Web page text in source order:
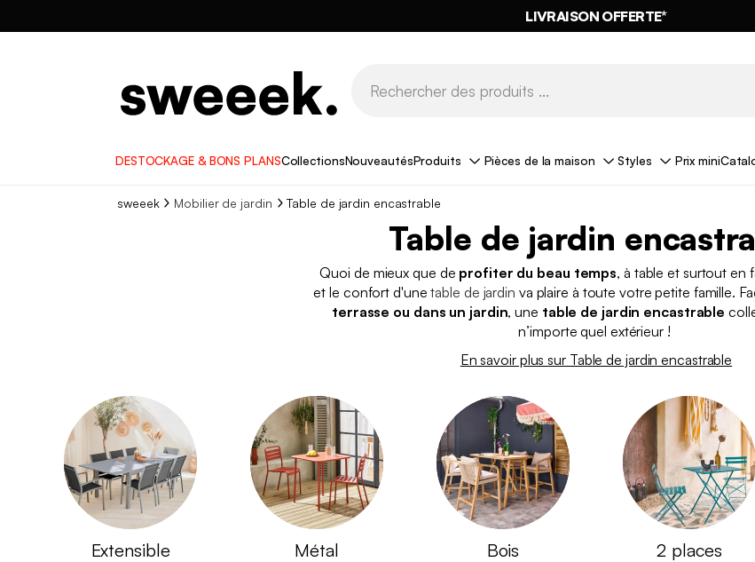
LIVRAISON OFFERTE*
DESTOCKAGE & BONS PLANSCollectionsNouveautésProduits Pièces de la maison Styles Prix mini
sweeek Mobilier de jardin Table de jardin encastrable
Table de jardin
Quoi de mieux que de profiter du beau temps, à table et surtout en
et le confort d'unetable de jardin va plaire à toute votre petite famille.
terrasse ou dans un jardin, une table de jardin encastrable
n’importe quel extérieur !
En savoir plus sur Table de jardin encastrable
Extensible Métal Bois 2 places